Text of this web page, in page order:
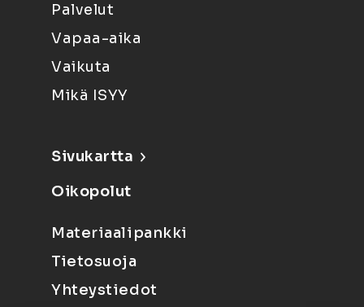
Palvelut
Vapaa-aika
Vaikuta
Mikä ISYY
Sivukartta
Oikopolut
Materiaalipankki
Tietosuoja
Yhteystiedot